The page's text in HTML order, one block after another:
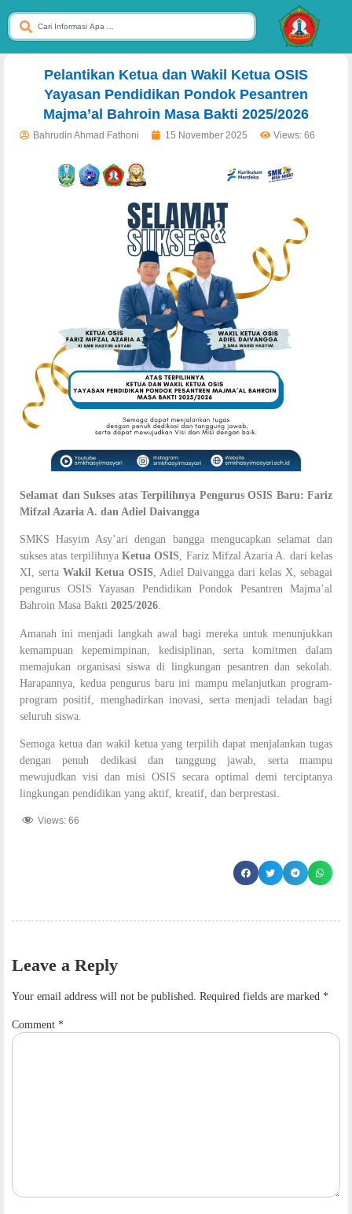
Pelantikan Ketua dan Wakil Ketua OSIS
Yayasan Pendidikan Pondok Pesantren
Majma’al Bahroin Masa Bakti 2025/2026
Bahrudin Ahmad Fathoni 15 November 2025 Views: 66
Selamat dan Sukses atas Terpilihnya Pengurus OSIS Baru: Fariz
Mifzal Azaria A. dan Adiel Daivangga
SMKS Hasyim Asy’ari dengan bangga mengucapkan selamat dan
sukses atas terpilihnya Ketua OSIS, Fariz Mifzal Azaria A. dari kelas
XI, serta Wakil Ketua OSIS, Adiel Daivangga dari kelas X, sebagai
pengurus OSIS Yayasan Pendidikan Pondok Pesantren Majma’al
Bahroin Masa Bakti 2025/2026.
Amanah ini menjadi langkah awal bagi mereka untuk menunjukkan
kemampuan kepemimpinan, kedisiplinan, serta komitmen dalam
memajukan organisasi siswa di lingkungan pesantren dan sekolah.
Harapannya, kedua pengurus baru ini mampu melanjutkan program-
program positif, menghadirkan inovasi, serta menjadi teladan bagi
seluruh siswa.
Semoga ketua dan wakil ketua yang terpilih dapat menjalankan tugas
dengan penuh dedikasi dan tanggung jawab, serta mampu
mewujudkan visi dan misi OSIS secara optimal demi terciptanya
lingkungan pendidikan yang aktif, kreatif, dan berprestasi.
Views: 66
Leave a Reply
Your email address will not be published. Required fields are marked *
Comment *